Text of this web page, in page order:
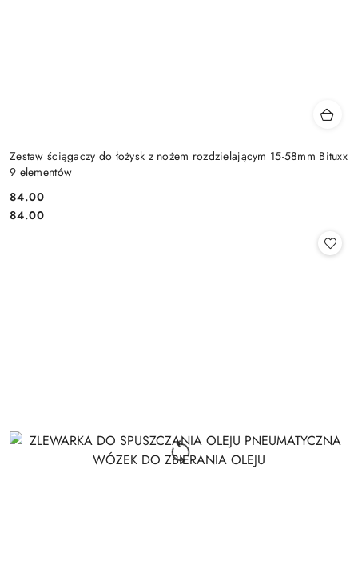
Zestaw ściągaczy do łożysk z nożem rozdzielającym 15-58mm Bituxx
9 elementów
Cena:
84.00
Cena:
84.00